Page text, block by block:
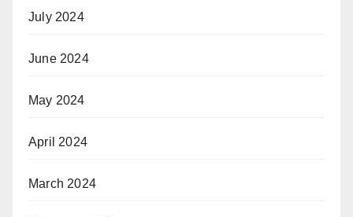
July 2024
June 2024
May 2024
April 2024
March 2024